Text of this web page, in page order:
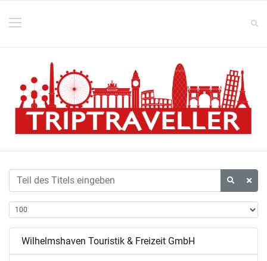
Wilhelmshaven Touristik & Freizeit GmbH